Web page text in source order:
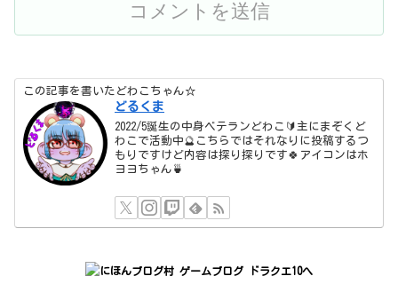
この記事を書いたどわこちゃん☆
どるくま
2022/5誕生の中身ベテランどわこ🔰主にまぞくど
わこで活動中🔮こちらではそれなりに投稿するつ
もりですけど内容は探り探りです🍀アイコンはホ
ヨヨちゃん🍵